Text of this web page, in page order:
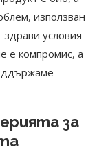
използван
условия
е компромис, а
за